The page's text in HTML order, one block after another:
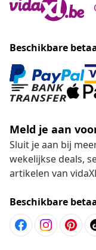
Beschikbare
Meld je aan
Sluit je aan bij
wekelijkse deals,
artikelen van
Beschikbare